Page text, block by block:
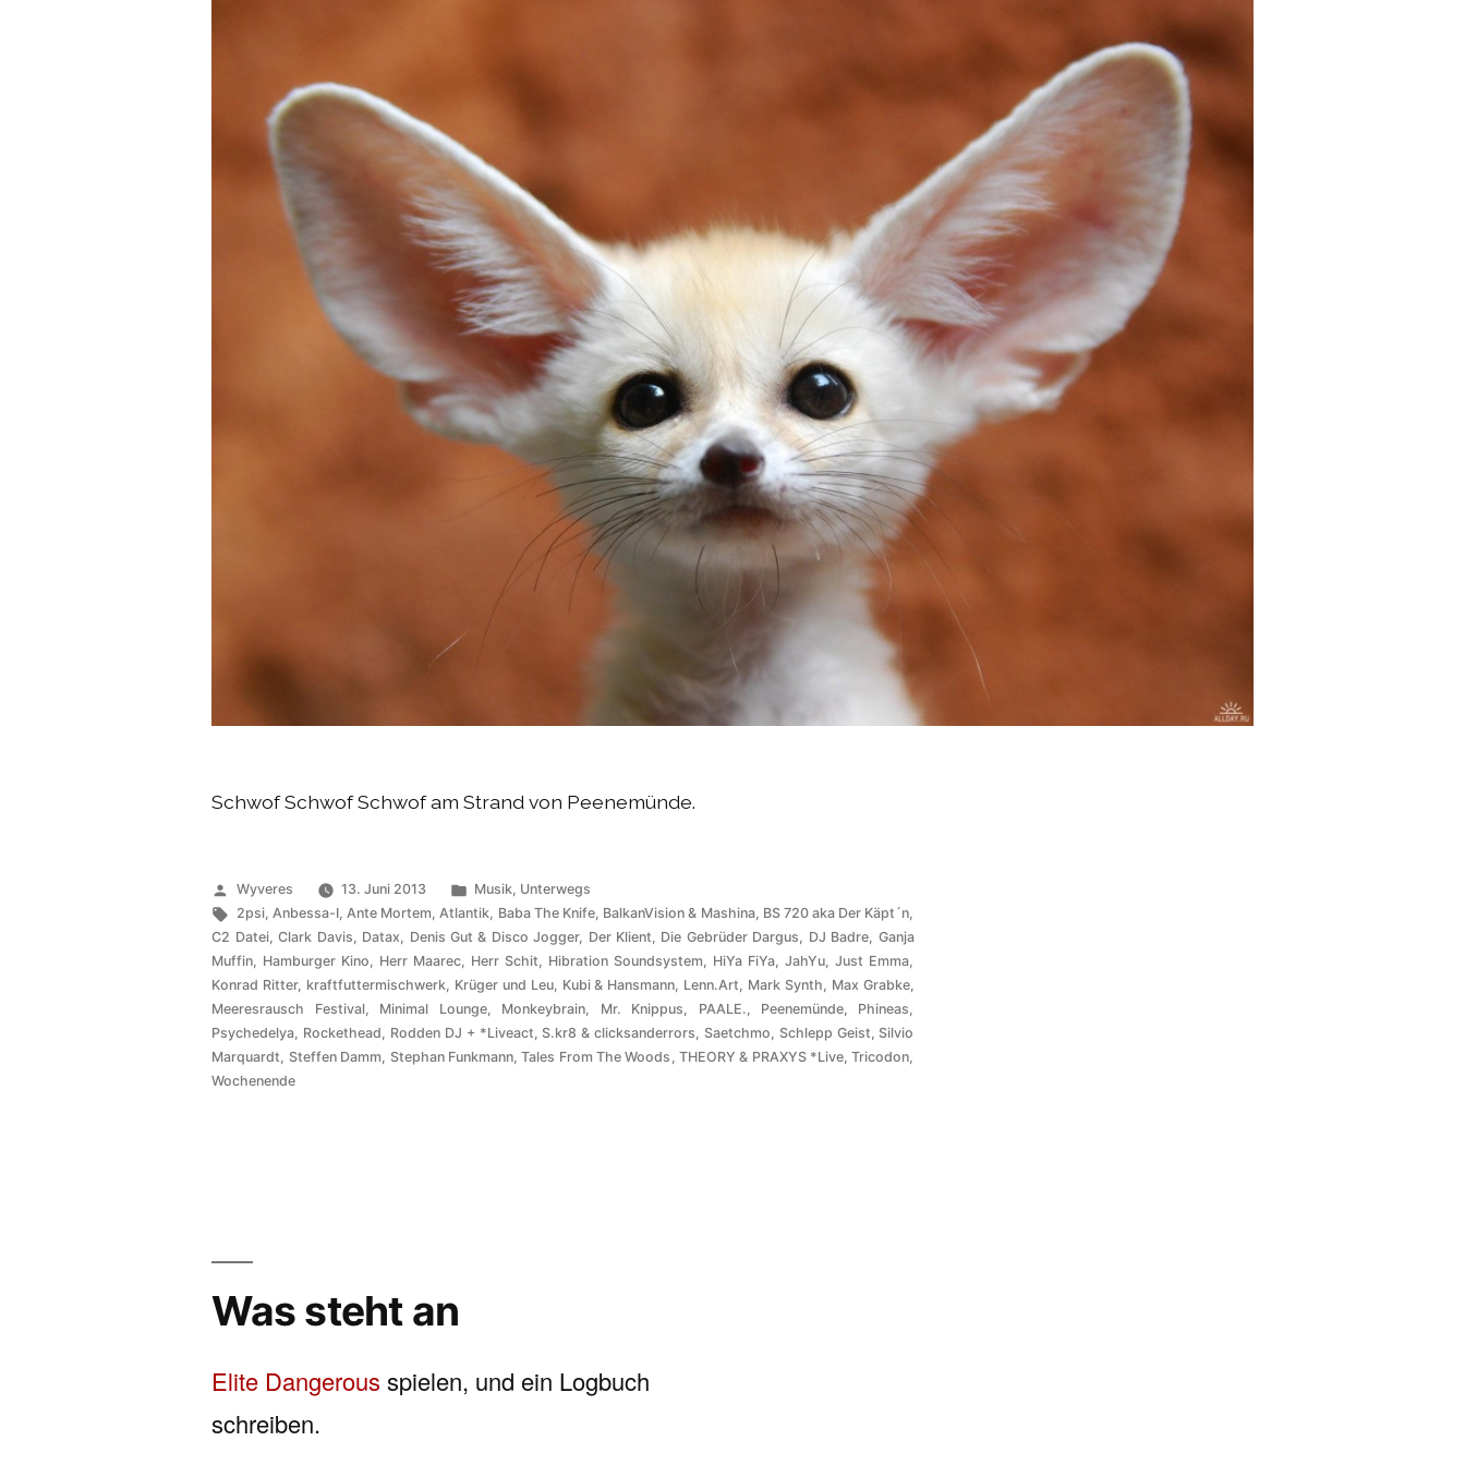
Schwof Schwof Schwof am Strand von Peenemünde.
Veröffentlicht
von
Wyveres 13. Juni 2013
Veröffentlicht
unter
Musik, Unterwegs
Schlagwörter:
2psi, Anbessa-I,Ante Mortem,Atlantik, Baba The Knife, BalkanVision & Mashina, BS 720 aka Der Käpt´n,
C2 Datei,Clark Davis, Datax, Denis Gut & Disco Jogger, Der Klient, Die Gebrüder Dargus, DJ Badre, Ganja
Muffin, Hamburger Kino, Herr Maarec, Herr Schit, Hibration Soundsystem, HiYa FiYa,JahYu,Just Emma,
Konrad Ritter, kraftfuttermischwerk, Krüger und Leu, Kubi & Hansmann, Lenn.Art, Mark Synth, Max Grabke,
Meeresrausch Festival, Minimal Lounge, Monkeybrain, Mr. Knippus, PAALE., Peenemünde, Phineas,
Psychedelya, Rockethead, Rodden DJ + *Liveact, S.kr8 & clicksanderrors, Saetchmo, Schlepp Geist, Silvio
Marquardt, Steffen Damm, Stephan Funkmann,Tales From The Woods , THEORY & PRAXYS *Live,Tricodon,
Wochenende
Was steht an
Elite Dangerous spielen, und ein Logbuch
schreiben.